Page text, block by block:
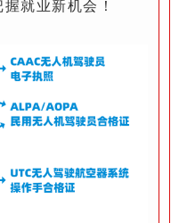
就业新机会！